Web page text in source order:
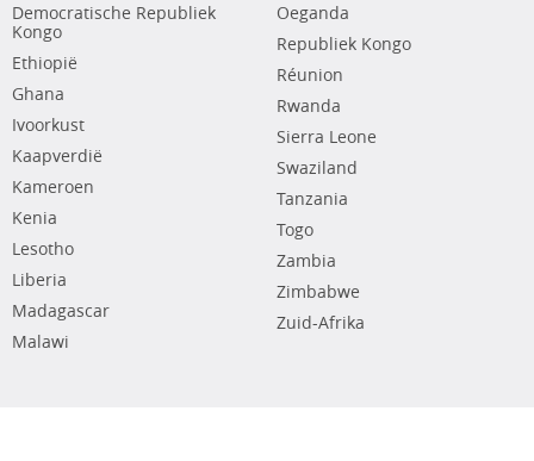
Democratische Republiek
Kongo
Ethiopië
Ghana
Ivoorkust
Kaapverdië
Kameroen
Kenia
Lesotho
Liberia
Madagascar
Malawi
Oeganda
Republiek Kongo
Réunion
Rwanda
Sierra Leone
Swaziland
Tanzania
Togo
Zambia
Zimbabwe
Zuid-Afrika